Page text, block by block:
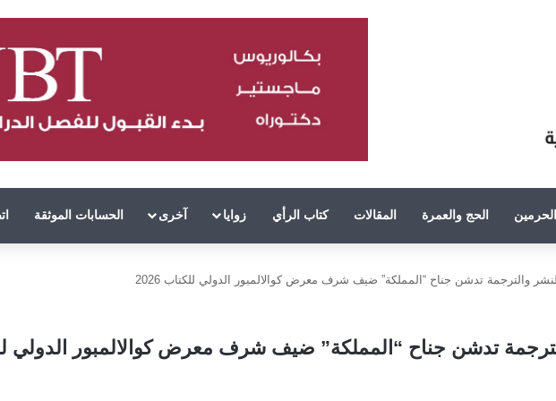
الحرمين الحج والعمرة المقالات كتاب الرأي زوايا آخرى الحسابات الموثقة
والترجمة تدشن جناح “المملكة” ضيف شرف معرض كوالالمبور الدولي للكتاب 2026
تدشن جناح “المملكة” ضيف شرف معرض كوالالمبور الدولي